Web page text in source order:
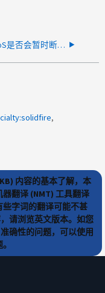
编辑QoS是否会暂时断开iSCSI连接？
内容的基本了解，本
翻译 (NMT) 工具翻译
字词的翻译可能不甚
请浏览英文版本。如您
确性的问题，可以使用